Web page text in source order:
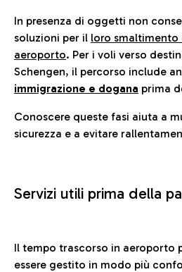
In presenza di oggetti non
soluzioni per il loro
aeroporto. Per i voli verso
Schengen, il percorso include
immigrazione e dogana prima
Conoscere queste fasi aiuta a
sicurezza e a evitare
Servizi utili prima della
Il tempo trascorso in aeroporto
essere gestito in modo più